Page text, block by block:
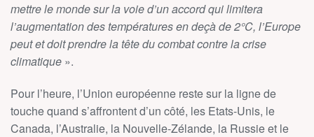
mettre le monde sur la voie d’un accord qui limitera
l’augmentation des températures en deçà de 2°C, l’Europe
peut et doit prendre la tête du combat contre la crise
climatique ».
Pour l’heure, l’Union européenne reste sur la ligne de
touche quand s’affrontent d’un côté, les Etats-Unis, le
Canada, l’Australie, la Nouvelle-Zélande, la Russie et le